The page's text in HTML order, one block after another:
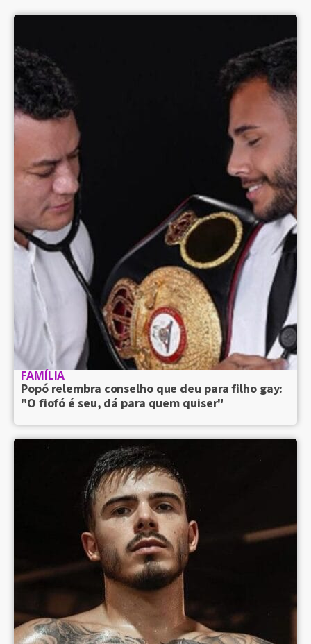
FAMÍLIA
Popó relembra conselho que deu para filho gay:
"O fiofó é seu, dá para quem quiser"